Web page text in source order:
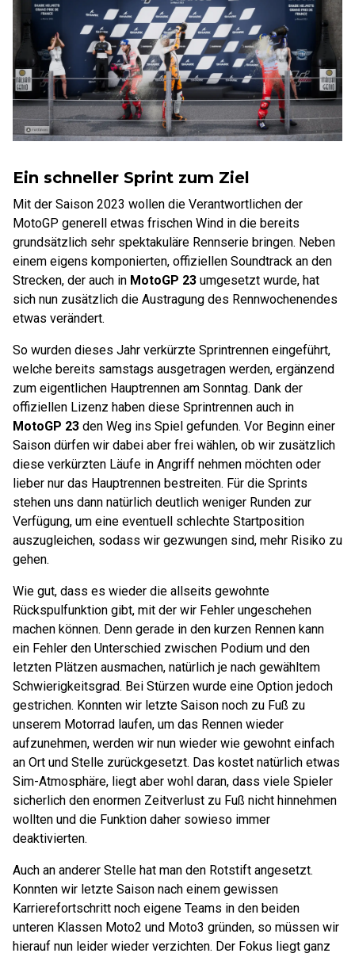
Ein schneller Sprint zum Ziel
Mit der Saison 2023 wollen die Verantwortlichen der
MotoGP generell etwas frischen Wind in die bereits
grundsätzlich sehr spektakuläre Rennserie bringen. Neben
einem eigens komponierten, offiziellen Soundtrack an den
Strecken, der auch in MotoGP 23 umgesetzt wurde, hat
sich nun zusätzlich die Austragung des Rennwochenendes
etwas verändert.
So wurden dieses Jahr verkürzte Sprintrennen eingeführt,
welche bereits samstags ausgetragen werden, ergänzend
zum eigentlichen Hauptrennen am Sonntag. Dank der
offiziellen Lizenz haben diese Sprintrennen auch in
MotoGP 23 den Weg ins Spiel gefunden. Vor Beginn einer
Saison dürfen wir dabei aber frei wählen, ob wir zusätzlich
diese verkürzten Läufe in Angriff nehmen möchten oder
lieber nur das Hauptrennen bestreiten. Für die Sprints
stehen uns dann natürlich deutlich weniger Runden zur
Verfügung, um eine eventuell schlechte Startposition
auszugleichen, sodass wir gezwungen sind, mehr Risiko zu
gehen.
Wie gut, dass es wieder die allseits gewohnte
Rückspulfunktion gibt, mit der wir Fehler ungeschehen
machen können. Denn gerade in den kurzen Rennen kann
ein Fehler den Unterschied zwischen Podium und den
letzten Plätzen ausmachen, natürlich je nach gewähltem
Schwierigkeitsgrad. Bei Stürzen wurde eine Option jedoch
gestrichen. Konnten wir letzte Saison noch zu Fuß zu
unserem Motorrad laufen, um das Rennen wieder
aufzunehmen, werden wir nun wieder wie gewohnt einfach
an Ort und Stelle zurückgesetzt. Das kostet natürlich etwas
Sim-Atmosphäre, liegt aber wohl daran, dass viele Spieler
sicherlich den enormen Zeitverlust zu Fuß nicht hinnehmen
wollten und die Funktion daher sowieso immer
deaktivierten.
Auch an anderer Stelle hat man den Rotstift angesetzt.
Konnten wir letzte Saison nach einem gewissen
Karrierefortschritt noch eigene Teams in den beiden
unteren Klassen Moto2 und Moto3 gründen, so müssen wir
hierauf nun leider wieder verzichten. Der Fokus liegt ganz